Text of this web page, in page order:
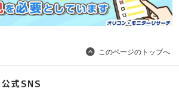
このページのトップへ